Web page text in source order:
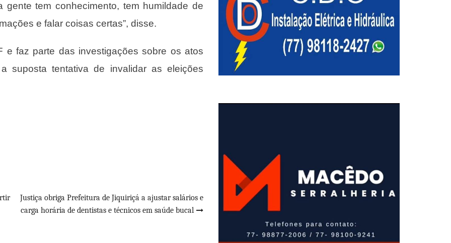
tem conhecimento, tem humildade de
e falar coisas certas”, disse.
e faz parte das investigações sobre os atos
tentativa de invalidar as eleições
Justiça obriga Prefeitura de Jiquiriçá a ajustar salários e
carga horária de dentistas e técnicos em saúde bucal